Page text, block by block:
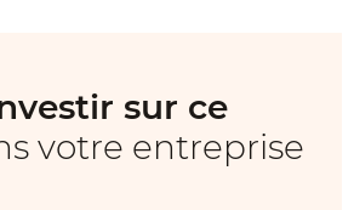
sur ce
votre entreprise